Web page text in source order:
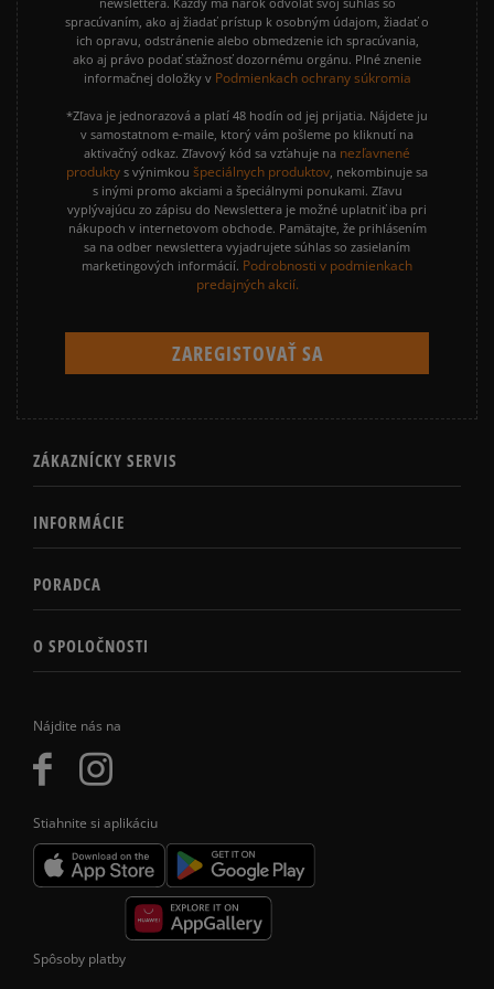
Nájdite nás na
Stiahnite si aplikáciu
spracúvaním, ako aj žiadať prístup k osobným údajom, žiadať o
ich opravu, odstránenie alebo obmedzenie ich spracúvania,
ako aj právo podať sťažnosť dozornému orgánu. Plné znenie
informačnej doložky v Podmienkach ochrany súkromia
*Zľava je jednorazová a platí 48 hodín od jej prijatia. Nájdete ju
v samostatnom e-maile, ktorý vám pošleme po kliknutí na
aktivačný odkaz. Zľavový kód sa vzťahuje na nezľavnené
produkty s výnimkou špeciálnych produktov, nekombinuje sa
s inými promo akciami a špeciálnymi ponukami. Zľavu
vyplývajúcu zo zápisu do Newslettera je možné uplatniť iba pri
nákupoch v internetovom obchode. Pamätajte, že prihlásením
sa na odber newslettera vyjadrujete súhlas so zasielaním
marketingových informácií. Podrobnosti v podmienkach
predajných akcií.
ZÁKAZNÍCKY SERVIS
INFORMÁCIE
PORADCA
O SPOLOČNOSTI
Spôsoby platby